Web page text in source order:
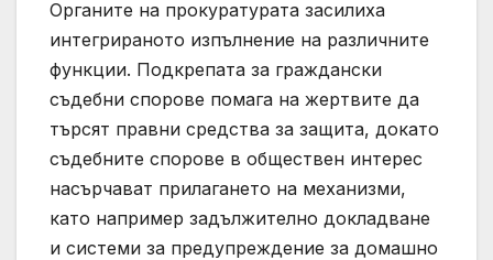
Органите на прокуратурата засилиха
интегрираното изпълнение на различните
функции. Подкрепата за граждански
съдебни спорове помага на жертвите да
търсят правни средства за защита, докато
съдебните спорове в обществен интерес
насърчават прилагането на механизми,
като например задължително докладване
и системи за предупреждение за домашно